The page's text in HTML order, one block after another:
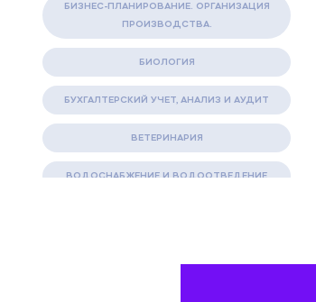
БИЗНЕС-ПЛАНИРОВАНИЕ. ОРГАНИЗАЦИЯ
ПРОИЗВОДСТВА.
БИОЛОГИЯ
БУХГАЛТЕРСКИЙ УЧЕТ, АНАЛИЗ И АУДИТ
ВЕТЕРИНАРИЯ
ВОДОСНАБЖЕНИЕ И ВОДООТВЕДЕНИЕ